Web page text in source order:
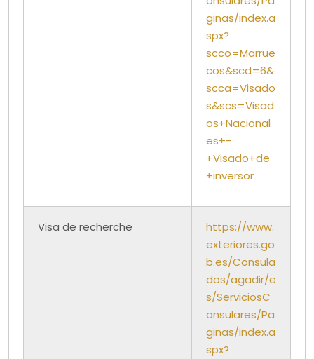
ginas/index.a
spx?
scco=Marrue
cos&scd=6&
scca=Visado
s&scs=Visad
os+Nacional
es+-
+Visado+de
+inversor
Visa de recherche
https://www.
exteriores.go
b.es/Consula
dos/agadir/e
s/ServiciosC
onsulares/Pa
ginas/index.a
spx?